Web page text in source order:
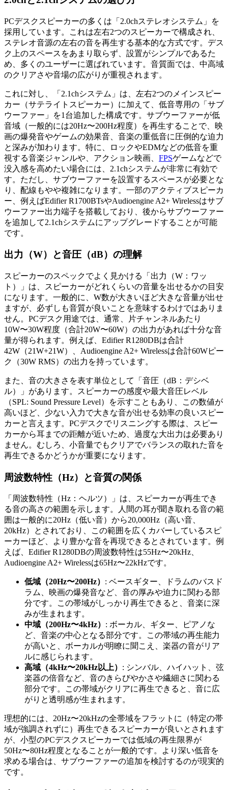
PCデスクスピーカーの多くは「2.0chステレオシステム」を
採用しています。これは左右2つのスピーカーで構成され、
ステレオ音源の左右の音を再生する基本的な方式です。デス
ク上のスペースをあまり取らず、設置がシンプルであるた
め、多くのユーザーに選ばれています。音質面では、中高域
のクリアさや音場の広がりが重視されます。
これに対し、「2.1chシステム」は、左右2つのメインスピー
カー（サテライトスピーカー）に加えて、低音専用の「サブ
ウーファー」を1台追加した構成です。サブウーファーが低
音域（一般的には20Hz〜200Hz程度）を再生することで、映
画の爆発音やゲームの効果音、音楽の重低音に圧倒的な迫力
と深みが加わります。特に、ロックやEDMなどの低音を重
視する音楽ジャンルや、アクション映画、 FPSゲームなどで
没入感を高めたい場合には、2.1chシステムが非常に有効で
す。ただし、サブウーファーを設置するスペースが必要とな
り、配線もやや複雑になります。一部のアクティブスピーカ
ー、例えばEdifier R1700BTsやAudioengine A2+ Wirelessはサブ
ウーファー出力端子を搭載しており、後からサブウーファー
を追加して2.1chシステムにアップグレードすることが可能
です。
出力（W）と音圧（dB）の理解
スピーカーのスペックでよく見かける「出力（W：ワッ
ト）」は、スピーカーがどれくらいの音量を出せるかの目安
になります。一般的に、W数が大きいほど大きな音量が出せ
ますが、必ずしも音質が良いことを意味するわけではありま
せん。PCデスク用途では、通常、片チャンネルあたり
10W〜30W程度（合計20W〜60W）の出力があれば十分な音
量が得られます。例えば、Edifier R1280DBは合計
42W（21W+21W）、Audioengine A2+ Wirelessは合計60Wピー
ク（30W RMS）の出力を持っています。
また、音の大きさを表す単位として「音圧（dB：デシベ
ル）」があります。スピーカーの感度や最大音圧レベル
（SPL: Sound Pressure Level）を示すこともあり、この数値が
高いほど、少ない入力で大きな音が出せる効率の良いスピー
カーと言えます。PCデスクでリスニングする際は、スピー
カーから耳までの距離が近いため、過度な大出力は必要あり
ません。むしろ、小音量でもクリアでバランスの取れた音を
再生できるかどうかが重要になります。
周波数特性（Hz）と音質の関係
「周波数特性（Hz：ヘルツ）」は、スピーカーが再生でき
る音の高さの範囲を示します。人間の耳が聞き取れる音の範
囲は一般的に20Hz（低い音）から20,000Hz（高い音、
20kHz）とされており、この範囲を広くカバーしているスピ
ーカーほど、より豊かな音を再現できるとされています。例
えば、Edifier R1280DBの周波数特性は55Hz〜20kHz、
Audioengine A2+ Wirelessは65Hz〜22kHzです。
低域（20Hz〜200Hz） : ベースギター、ドラムのバスド
ラム、映画の爆発音など、音の厚みや迫力に関わる部
分です。この帯域がしっかり再生できると、音楽に深
みが生まれます。
中域（200Hz〜4kHz） : ボーカル、ギター、ピアノな
ど、音楽の中心となる部分です。この帯域の再生能力
が高いと、ボーカルが明瞭に聞こえ、楽器の音がリア
ルに感じられます。
高域（4kHz〜20kHz以上） : シンバル、ハイハット、弦
楽器の倍音など、音のきらびやかさや繊細さに関わる
部分です。この帯域がクリアに再生できると、音に広
がりと透明感が生まれます。
理想的には、20Hz〜20kHzの全帯域をフラットに（特定の帯
域が強調されずに）再生できるスピーカーが良いとされます
が、小型のPCデスクスピーカーでは低域の再生限界が
50Hz〜80Hz程度となることが一般的です。より深い低音を
求める場合は、サブウーファーの追加を検討するのが現実的
です。